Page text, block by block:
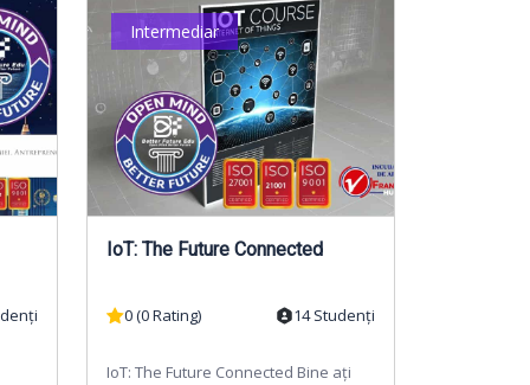
Intermediar
IoT: The Future Connected
0 (0 Rating) 14 Studenți
IoT: The Future Connected Bine ați